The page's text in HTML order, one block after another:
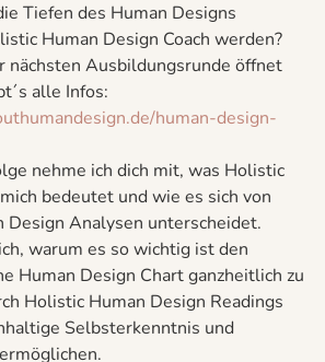
Tiefen des Human Designs
Human Design Coach werden?
nächsten Ausbildungsrunde öffnet
alle Infos:
human-design-
nehme ich dich mit, was Holistic
bedeutet und wie es sich von
Design Analysen unterscheidet.
warum es so wichtig ist den
Human Design Chart ganzheitlich zu
Holistic Human Design Readings
Selbsterkenntnis und